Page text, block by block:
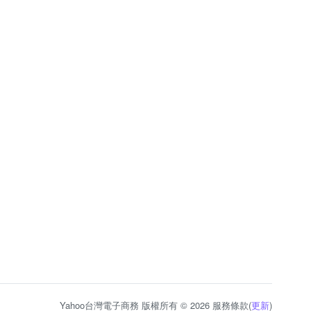
Yahoo台灣電子商務 版權所有 © 2026 服務條款(更新)